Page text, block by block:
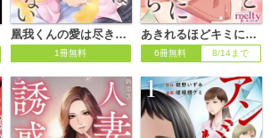
凰我くんの愛は尽きない
1冊無料
あきれるほどキミに甘えられたら
6冊無料 8/14まで